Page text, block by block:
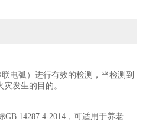
电弧）进行有效的检测，当检测到
发生的目的。
14287.4-2014，可适用于养老